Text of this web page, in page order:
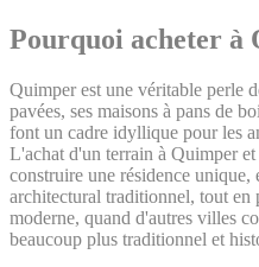
Pourquoi acheter à
Quimper est une véritable perle
pavées, ses maisons à pans de
font un cadre idyllique pour les
L'achat d'un terrain à Quimper
construire une résidence
architectural traditionnel, tout en
moderne, quand d'autres villes
beaucoup plus traditionnel et